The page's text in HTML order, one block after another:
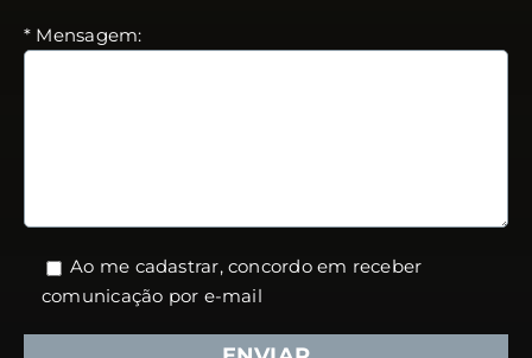
* Mensagem:
Ao me cadastrar, concordo em receber
comunicação por e-mail